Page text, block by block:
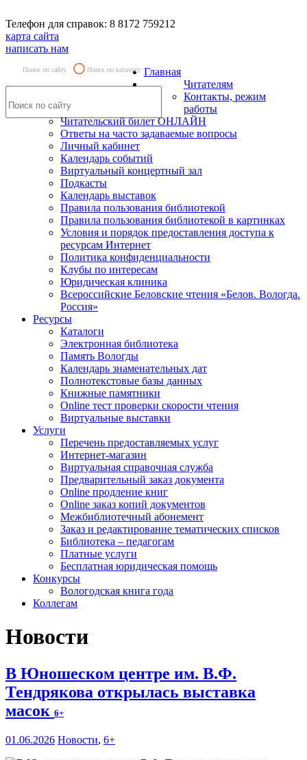
Телефон для справок: 8 8172 759212
карта сайта
написать нам
Поиск по сайту Поиск по каталогу Главная
Читателям
Контакты, режим
работы
Читательский билет ОНЛАЙН
Ответы на часто задаваемые вопросы
Личный кабинет
Календарь событий
Виртуальный концертный зал
Подкасты
Календарь выставок
Правила пользования библиотекой
Правила пользования библиотекой в картинках
Условия и порядок предоставления доступа к
ресурсам Интернет
Политика конфиденциальности
Клубы по интересам
Юридическая клиника
Всероссийские Беловские чтения «Белов. Вологда.
Россия»
Ресурсы
Каталоги
Электронная библиотека
Память Вологды
Календарь знаменательных дат
Полнотекстовые базы данных
Книжные памятники
Online тест проверки скорости чтения
Виртуальные выставки
Услуги
Перечень предоставляемых услуг
Интернет-магазин
Виртуальная справочная служба
Предварительный заказ документа
Online продление книг
Online заказ копий документов
Межбиблиотечный абонемент
Заказ и редактирование тематических списков
Библиотека – педагогам
Платные услуги
Бесплатная юридическая помощь
Конкурсы
Вологодская книга года
Коллегам
Новости
В Юношеском центре им. В.Ф.
Тендрякова открылась выставка
масок 6+
01.06.2026 Новости, 6+